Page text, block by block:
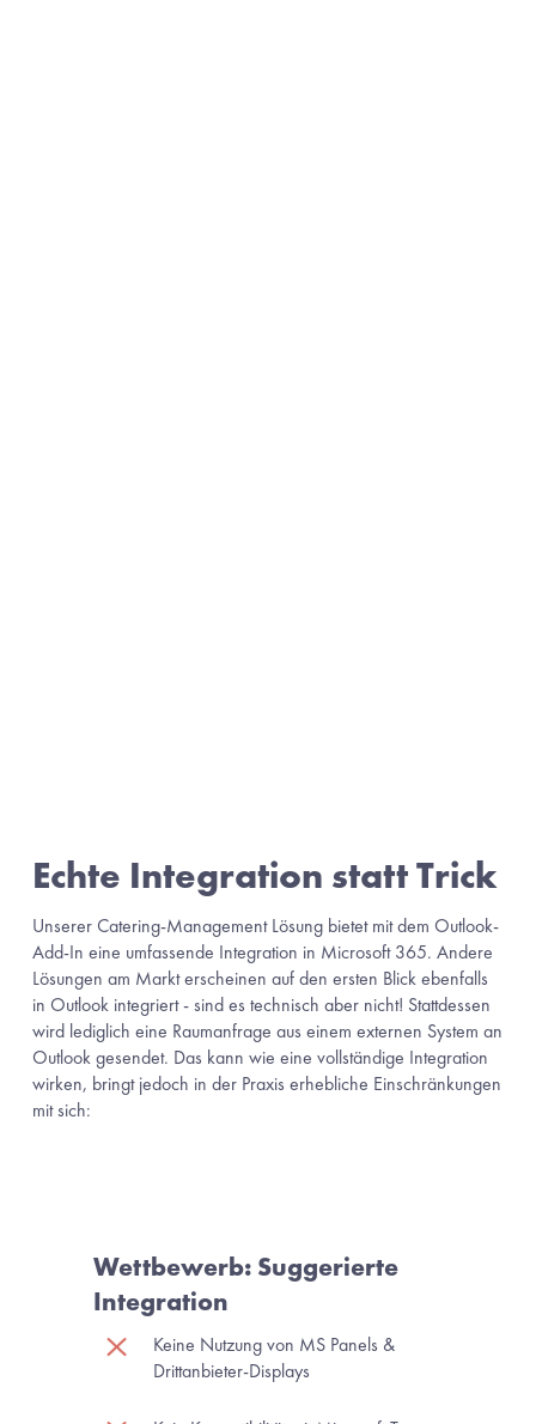
Echte Integration statt Trick
Unserer Catering-Management Lösung bietet mit dem Outlook-
Add-In eine umfassende Integration in Microsoft 365. Andere
Lösungen am Markt erscheinen auf den ersten Blick ebenfalls
in Outlook integriert - sind es technisch aber nicht! Stattdessen
wird lediglich eine Raumanfrage aus einem externen System an
Outlook gesendet. Das kann wie eine vollständige Integration
wirken, bringt jedoch in der Praxis erhebliche Einschränkungen
mit sich:
Wettbewerb: Suggerierte
Integration
Keine Nutzung von MS Panels &
Drittanbieter-Displays